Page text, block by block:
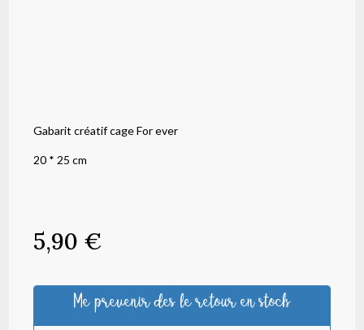
Gabarit créatif cage For ever
20 * 25 cm
5,90 €
Me prevenir des le retour en stock